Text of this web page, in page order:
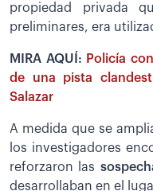
propiedad privada
preliminares, era
MIRA AQUÍ: Policía
de una pista
Salazar
A medida que se
los investigadores
reforzaron las
desarrollaban en el